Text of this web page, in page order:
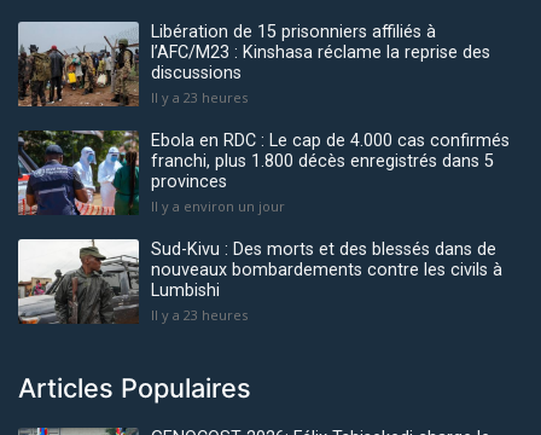
Libération de 15 prisonniers affiliés à
l’AFC/M23 : Kinshasa réclame la reprise des
discussions
Il y a 23 heures
Ebola en RDC : Le cap de 4.000 cas confirmés
franchi, plus 1.800 décès enregistrés dans 5
provinces
Il y a environ un jour
Sud-Kivu : Des morts et des blessés dans de
nouveaux bombardements contre les civils à
Lumbishi
Il y a 23 heures
Articles Populaires